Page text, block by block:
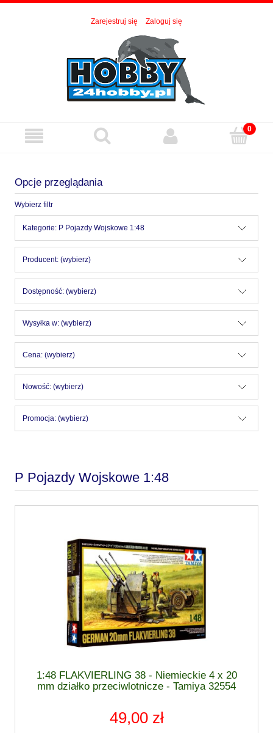
Zarejestruj się Zaloguj się
Opcje przeglądania
Wybierz filtr
Kategorie: P Pojazdy Wojskowe 1:48
Producent: (wybierz)
Dostępność: (wybierz)
Wysyłka w: (wybierz)
Cena: (wybierz)
Nowość: (wybierz)
Promocja: (wybierz)
P Pojazdy Wojskowe 1:48
1:48 FLAKVIERLING 38 - Niemieckie 4 x 20
mm działko przeciwlotnicze - Tamiya 32554
49,00 zł